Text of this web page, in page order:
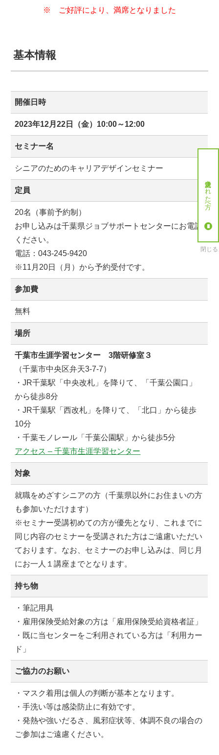
※ ご好評により、満席となりました
基本情報
開催日時
2023年12月22日（金）10:00～12:00
セミナー名
シニアのためのキャリアデザインセミナー
定員
20名（事前予約制）
お申し込みは千葉県ジョブサポートセンターにお電話
ください。
電話：043-245-9420
※11月20日（月）から予約受付です。
参加費
無料
場所
千葉市生涯学習センター 3階研修室３
（千葉市中央区弁天3-7-7）
・JR千葉駅「中央改札」を降りて、「千葉公園口」
から徒歩8分
・JR千葉駅「西改札」を降りて、「北口」から徒歩
10分
・千葉モノレール「千葉公園駅」から徒歩5分
アクセス – 千葉市生涯学習センター
対象
就職をめざすシニアの方（千葉県以外にお住まいの方
も参加いただけます）
※セミナー受講初めての方が優先となり、これまでに
同じ内容のセミナーを受講された方はご遠慮いただい
ております。なお、セミナーのお申し込みは、同じ月
にお一人１講座までとなります。
持ち物
・筆記用具
・雇用保険受給対象の方は「雇用保険受給資格者証」
・既に当センターをご利用されている方は「利用カー
ド」
ご協力のお願い
・マスク着用は個人の判断が基本となります。
・手洗い等は感染防止に有効です。
・発熱や強いだるさ、風邪症状等、体調不良の場合の
ご参加はご遠慮ください。
就労決定された方へ
閉じる